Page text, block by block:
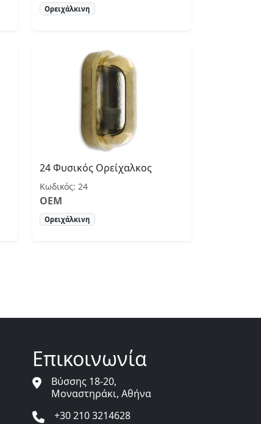
Ορειχάλκινη
24 Φυσικός Ορείχαλκος
Κωδικός: 24
OEM
Ορειχάλκινη
Επικοινωνία
Βύσσης 18-20,
Μοναστηράκι, Αθήνα
+30 210 3214628